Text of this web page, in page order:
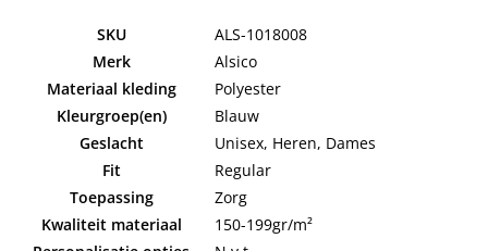
SKU
ALS-1018008
Merk
Alsico
Materiaal kleding
Polyester
Kleurgroep(en)
Blauw
Geslacht
Unisex, Heren, Dames
Fit
Regular
Toepassing
Zorg
Kwaliteit materiaal
150-199gr/m²